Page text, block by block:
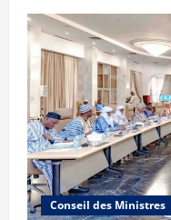
Conseil des Ministres